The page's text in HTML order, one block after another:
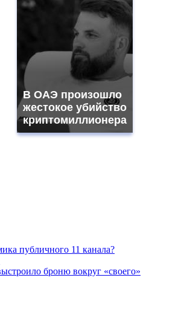
В ОАЭ произошло
жестокое убийство
криптомиллионера